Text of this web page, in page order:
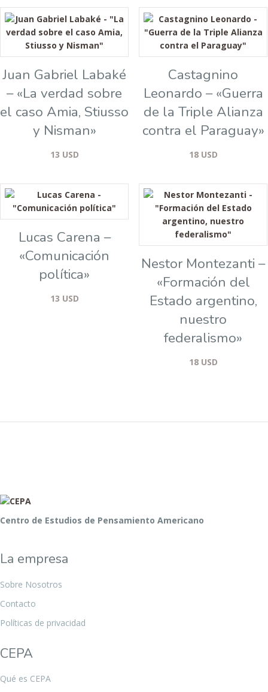
Juan Gabriel Labaké
– «La verdad sobre
el caso Amia, Stiusso
y Nisman»
13 USD
Castagnino
Leonardo – «Guerra
de la Triple Alianza
contra el Paraguay»
18 USD
Lucas Carena –
«Comunicación
política»
13 USD
Nestor Montezanti –
«Formación del
Estado argentino,
nuestro
federalismo»
18 USD
Centro de Estudios de Pensamiento Americano
La empresa
Sobre Nosotros
Contacto
Políticas de privacidad
CEPA
Qué es CEPA